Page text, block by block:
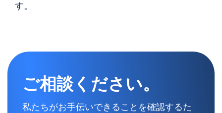
す。
ご相談ください。
私たちがお手伝いできることを確認するた